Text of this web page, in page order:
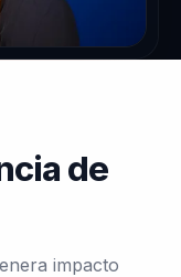
de
impacto